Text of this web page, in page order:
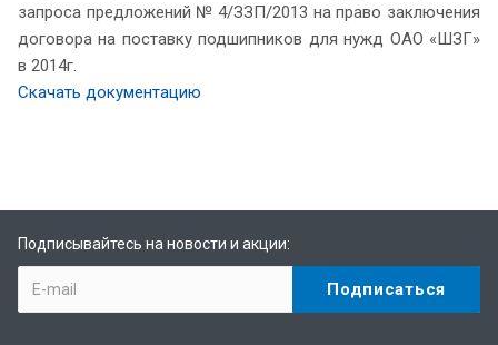
запроса предложений № 4/ЗЗП/2013 на право заключения
договора на поставку подшипников для нужд ОАО «ШЗГ»
в 2014г.
Скачать документацию
Подписывайтесь на новости и акции: